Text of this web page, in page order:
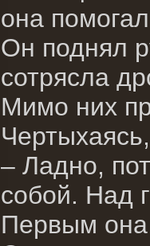
она
Он поднял
сотрясла
Мимо них
– Ладно,
собой. Над
Первым она